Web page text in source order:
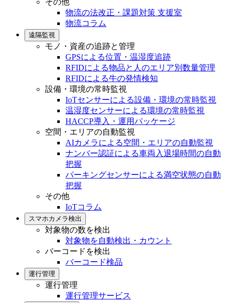
その他
物流の法改正・課題対策 支援室
物流コラム
遠隔監視
モノ・資産の追跡と管理
GPSによる位置・温湿度追跡
RFIDによる物品と人のエリア別数量管理
RFIDによる牛の発情検知
設備・環境の常時監視
IoTセンサーによる設備・環境の常時監視
温湿度センサーによる環境の常時監視
HACCP導入・運用パッケージ
空間・エリアの自動監視
AIカメラによる空間・エリアの自動監視
ナンバー認証による車両入退場時間の自動
把握
パーキングセンサーによる満空状態の自動
把握
その他
IoTコラム
スマホカメラ検出
対象物の数を検出
対象物を自動検出・カウント
バーコードを検出
バーコード検品
運行管理
運行管理
運行管理サービス